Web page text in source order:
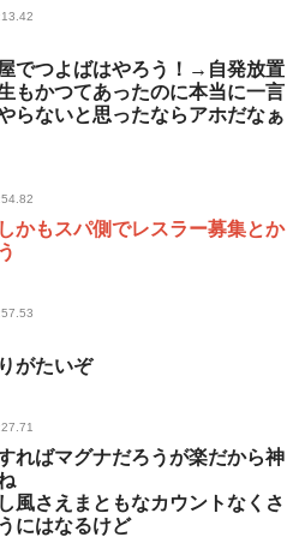
でつよばはやろう！→自発放置
もかつてあったのに本当に一言
らないと思ったならアホだなぁ
かもスパ側でレスラー募集とか
がたいぞ
ればマグナだろうが楽だから神
風さえまともなカウントなくさ
にはなるけど